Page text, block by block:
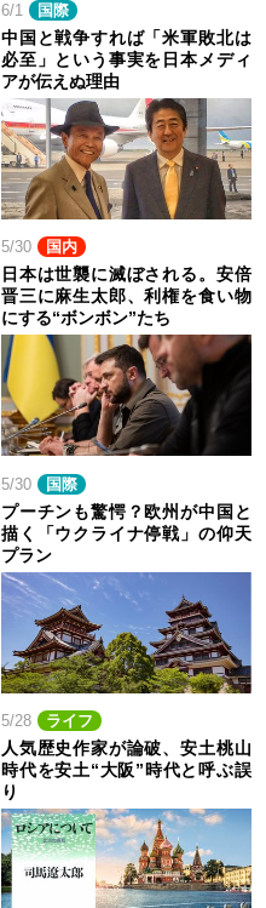
6/1 国際
中国と戦争すれば「米軍敗北は
必至」という事実を日本メディ
アが伝えぬ理由
5/30 国内
日本は世襲に滅ぼされる。安倍
晋三に麻生太郎、利権を食い物
にする“ボンボン”たち
5/30 国際
プーチンも驚愕？欧州が中国と
描く「ウクライナ停戦」の仰天
プラン
5/28 ライフ
人気歴史作家が論破、安土桃山
時代を安土“大阪”時代と呼ぶ誤
り